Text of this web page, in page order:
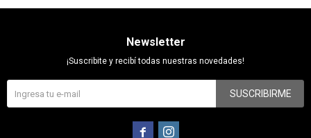
Newsletter
¡Suscribite y recibí todas nuestras novedades!
SUSCRIBIRME
 